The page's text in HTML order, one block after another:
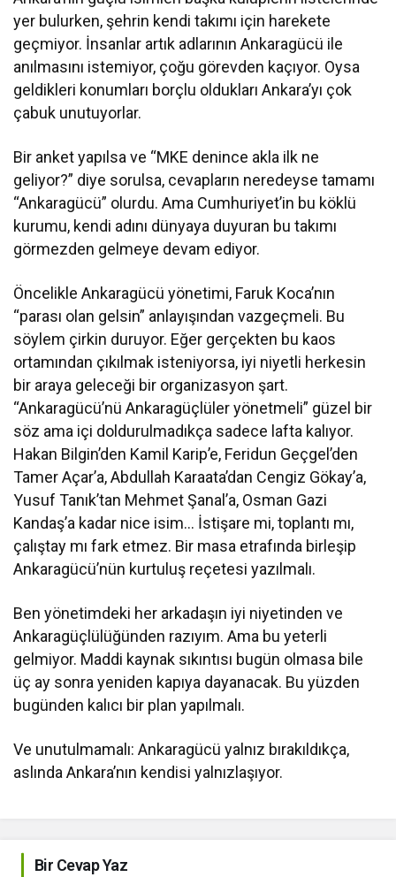
yer bulurken, şehrin kendi takımı için harekete
geçmiyor. İnsanlar artık adlarının Ankaragücü ile
anılmasını istemiyor, çoğu görevden kaçıyor. Oysa
geldikleri konumları borçlu oldukları Ankara’yı çok
çabuk unutuyorlar.
Bir anket yapılsa ve “MKE denince akla ilk ne
geliyor?” diye sorulsa, cevapların neredeyse tamamı
“Ankaragücü” olurdu. Ama Cumhuriyet’in bu köklü
kurumu, kendi adını dünyaya duyuran bu takımı
görmezden gelmeye devam ediyor.
Öncelikle Ankaragücü yönetimi, Faruk Koca’nın
“parası olan gelsin” anlayışından vazgeçmeli. Bu
söylem çirkin duruyor. Eğer gerçekten bu kaos
ortamından çıkılmak isteniyorsa, iyi niyetli herkesin
bir araya geleceği bir organizasyon şart.
“Ankaragücü’nü Ankaragüçlüler yönetmeli” güzel bir
söz ama içi doldurulmadıkça sadece lafta kalıyor.
Hakan Bilgin’den Kamil Karip’e, Feridun Geçgel’den
Tamer Açar’a, Abdullah Karaata’dan Cengiz Gökay’a,
Yusuf Tanık’tan Mehmet Şanal’a, Osman Gazi
Kandaş’a kadar nice isim… İstişare mi, toplantı mı,
çalıştay mı fark etmez. Bir masa etrafında birleşip
Ankaragücü’nün kurtuluş reçetesi yazılmalı.
Ben yönetimdeki her arkadaşın iyi niyetinden ve
Ankaragüçlülüğünden razıyım. Ama bu yeterli
gelmiyor. Maddi kaynak sıkıntısı bugün olmasa bile
üç ay sonra yeniden kapıya dayanacak. Bu yüzden
bugünden kalıcı bir plan yapılmalı.
Ve unutulmamalı: Ankaragücü yalnız bırakıldıkça,
aslında Ankara’nın kendisi yalnızlaşıyor.
Bir Cevap Yaz